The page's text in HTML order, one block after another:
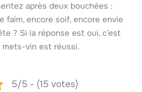
après deux bouchées :
faim, encore soif, encore envie
? Si la réponse est oui, c’est
mets-vin est réussi.
5/5 - (15 votes)